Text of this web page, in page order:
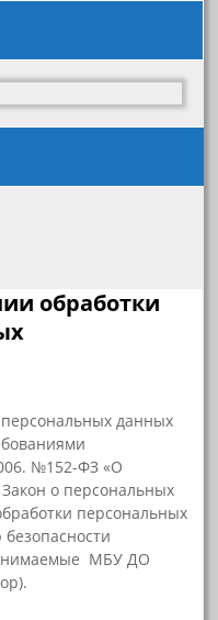
обработки
данных
№152-ФЗ «О
о персональных
персональных
МБУ ДО